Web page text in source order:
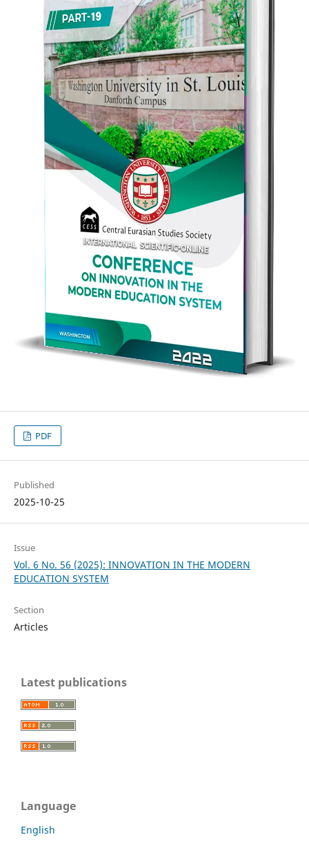
PDF
Published
2025-10-25
Issue
Vol. 6 No. 56 (2025): INNOVATION IN THE MODERN
EDUCATION SYSTEM
Section
Articles
Latest publications
Language
English